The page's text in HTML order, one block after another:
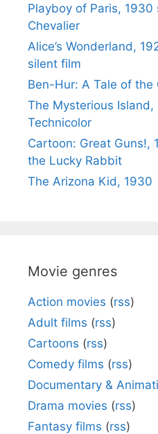
Playboy of Paris, 1930
Chevalier
Alice’s Wonderland,
silent film
Ben-Hur: A Tale of the
The Mysterious
Technicolor
Cartoon: Great Guns!,
the Lucky Rabbit
The Arizona Kid, 1930
Movie genres
Action movies (rss)
Adult films (rss)
Cartoons (rss)
Comedy films (rss)
Documentary &
Drama movies (rss)
Fantasy films (rss)